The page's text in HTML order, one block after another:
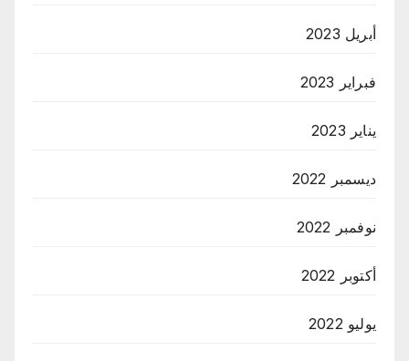
أبريل 2023
فبراير 2023
يناير 2023
ديسمبر 2022
نوفمبر 2022
أكتوبر 2022
يوليو 2022